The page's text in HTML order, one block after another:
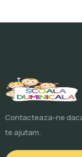
Contacteaza-ne
te ajutam.